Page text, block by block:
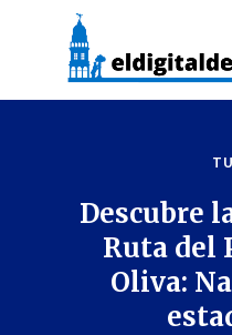
Descubre
Ruta del
Oliva: